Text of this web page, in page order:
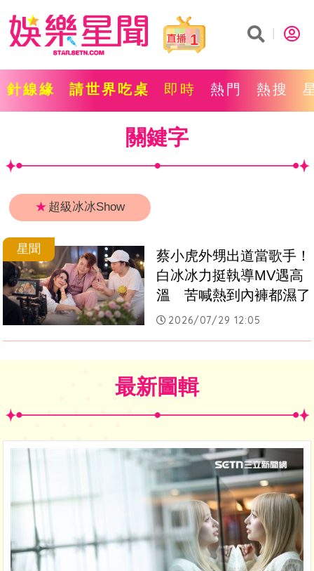
1
針線緣 請世界吃桌 即時 熱門 熱搜
關鍵字
★ 超級冰冰Show
星聞
蔡小虎外甥出道當歌手！
白冰冰力挺執導MV遇高
溫　苦喊熱到內褲都濕了
2026/07/29 12:05
最新圖輯